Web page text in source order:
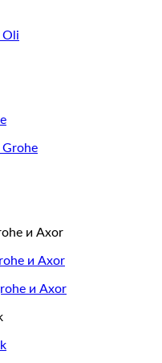
Oli
и Axor
и Axor
и Axor